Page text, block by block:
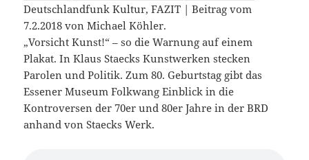
Deutschlandfunk Kultur, FAZIT | Beitrag vom
7.2.2018 von Michael Köhler.
„Vorsicht Kunst!“ – so die Warnung auf einem
Plakat. In Klaus Staecks Kunstwerken stecken
Parolen und Politik. Zum 80. Geburtstag gibt das
Essener Museum Folkwang Einblick in die
Kontroversen der 70er und 80er Jahre in der BRD
anhand von Staecks Werk.